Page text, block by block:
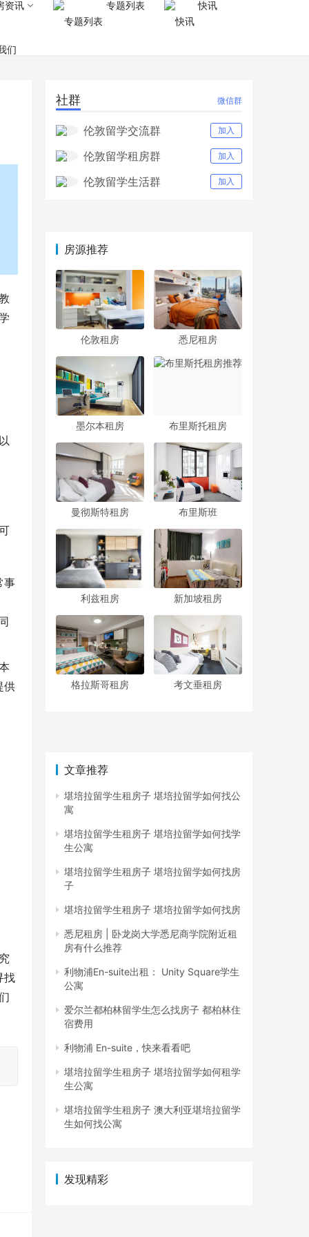
资讯 专题列表 快讯
们
事
供
找
社群 微信群
伦敦留学交流群 加入
伦敦留学租房群 加入
伦敦留学生活群 加入
房源推荐
伦敦租房 悉尼租房
墨尔本租房 布里斯托租房
曼彻斯特租房 布里斯班
利兹租房 新加坡租房
格拉斯哥租房 考文垂租房
文章推荐
堪培拉留学生租房子 堪培拉留学如何找公
寓
堪培拉留学生租房子 堪培拉留学如何找学
生公寓
堪培拉留学生租房子 堪培拉留学如何找房
子
堪培拉留学生租房子 堪培拉留学如何找房
悉尼租房 | 卧龙岗大学悉尼商学院附近租
房有什么推荐
利物浦En-suite出租： Unity Square学生
公寓
爱尔兰都柏林留学生怎么找房子 都柏林住
宿费用
利物浦 En-suite，快来看看吧
堪培拉留学生租房子 堪培拉留学如何租学
生公寓
堪培拉留学生租房子 澳大利亚堪培拉留学
生如何找公寓
发现精彩